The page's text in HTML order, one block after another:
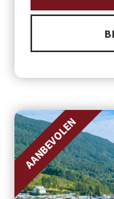
AANBEVOLEN